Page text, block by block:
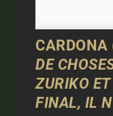
DE
ZURIKO
FINAL, IL